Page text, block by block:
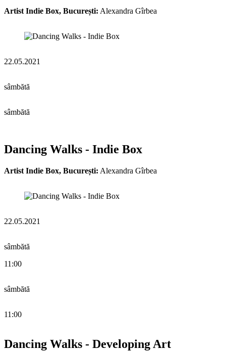
Artist Indie Box, București: Alexandra Gîrbea
22.05.2021
sâmbătă
sâmbătă
Dancing Walks - Indie Box
Artist Indie Box, București: Alexandra Gîrbea
22.05.2021
sâmbătă
11:00
sâmbătă
11:00
Dancing Walks - Developing Art